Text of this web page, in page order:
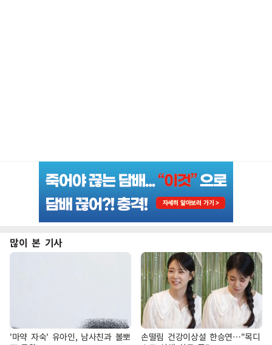
많이 본 기사
'마약 자숙' 유아인, 남사친과 볼뽀
손떨림 건강이상설 한승연…"목디